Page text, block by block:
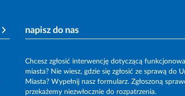
napisz do nas
Chcesz zgłosić interwencję dotyczącą
miasta? Nie wiesz, gdzie się zgłosić ze sprawą do
Miasta? Wypełnij nasz formularz. Zgłoszoną
przekażemy niezwłocznie do rozpatrzenia.